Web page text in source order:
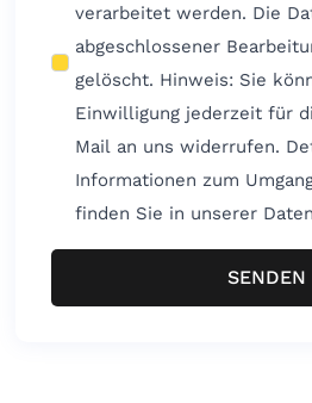
verarbeitet werden. Die
abgeschlossener
gelöscht. Hinweis: Sie können Ihre
Einwilligung jederzeit für
Mail an uns widerrufen.
Informationen zum
finden Sie in unserer
SENDEN